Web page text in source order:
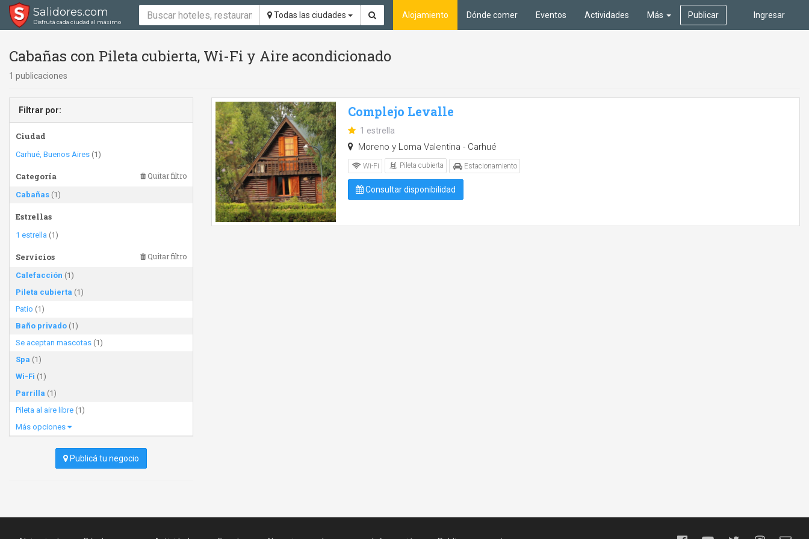
Salidores.com
Disfrutá cada ciudad al máximo
Todas las ciudades Ingresar
Alojamiento Dónde comer Eventos Actividades Más Publicar
Cabañas con Pileta cubierta, Wi-Fi y Aire acondicionado
1 publicaciones
Filtrar por:
Ciudad
Carhué, Buenos Aires (1)
Categoría Quitar filtro
Cabañas (1)
Estrellas
1 estrella (1)
Servicios Quitar filtro
Calefacción (1)
Pileta cubierta (1)
Patio (1)
Baño privado (1)
Se aceptan mascotas (1)
Spa (1)
Wi-Fi (1)
Parrilla (1)
Pileta al aire libre (1)
Más opciones
Publicá tu negocio
Complejo Levalle
1 estrella
Moreno y Loma Valentina - Carhué
Wi-Fi Pileta cubierta Estacionamiento
Consultar disponibilidad